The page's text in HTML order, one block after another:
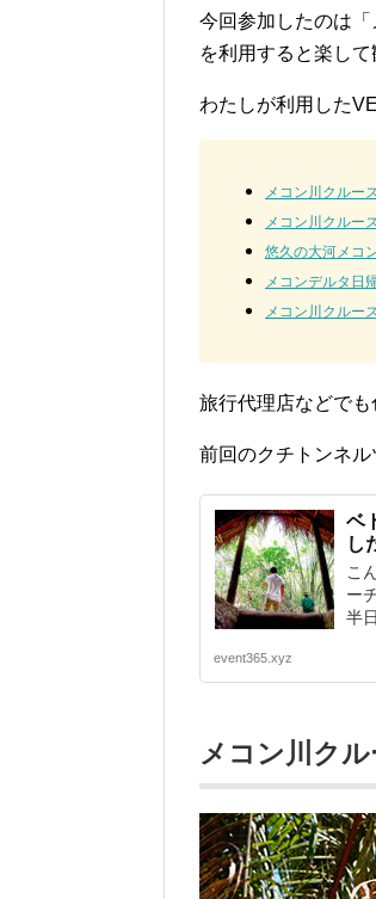
今回参加したのは
を利用すると楽して
わたしが利用した
メコン川クルー
メコン川クルー
悠久の大河メコ
メコンデルタ日
メコン川クルー
旅行代理店などでも
前回のクチトンネ
ベ
し
こ
ー
半
event365.xyz
メコン川ク